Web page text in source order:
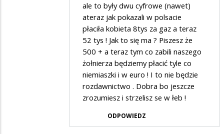
ale to były dwu cyfrowe (nawet)
ateraz jak pokazali w polsacie
płaciła kobieta 8tys za gaz a teraz
52 tys ! Jak to się ma ? Piszesz że
500 + a teraz tym co zabili naszego
żołnierza będziemy płacić tyle co
niemiaszki i w euro ! I to nie będzie
rozdawnictwo . Dobra bo jeszcze
zrozumiesz i strzelisz se w łeb !
ODPOWIEDZ